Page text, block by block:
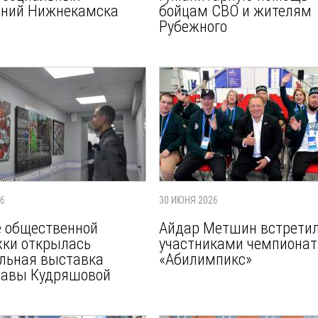
Нижнекамска
бойцам СВО и жителям
Рубежного
открылась
выставка
Кудряшовой
30 ИЮНЯ 2026
Айдар Метшин
участниками
«Абилимпикс»